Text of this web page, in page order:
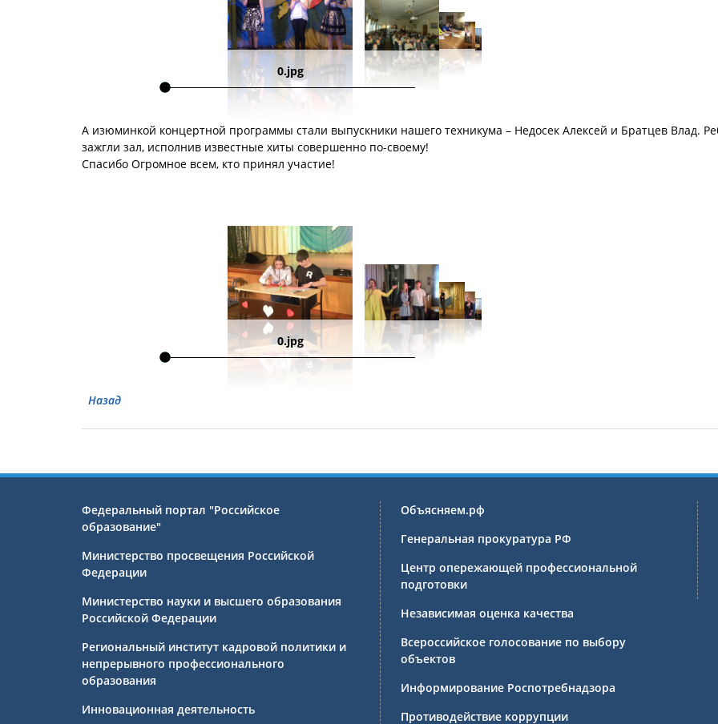
0.jpg
А изюминкой концертной программы стали выпускники нашего техникума – Недосек Алексей и Братцев Влад.
зажгли зал, исполнив известные хиты совершенно по-своему!
Спасибо Огромное всем, кто принял участие!
0.jpg
Назад
Федеральный портал "Российское
образование"
Министерство просвещения Российской
Федерации
Министерство науки и высшего образования
Российской Федерации
Региональный институт кадровой политики и
непрерывного профессионального
образования
Инновационная деятельность
Объясняем.рф
Генеральная прокуратура РФ
Центр опережающей профессиональной
подготовки
Независимая оценка качества
Всероссийское голосование по выбору
объектов
Информирование Роспотребнадзора
Противодействие коррупции